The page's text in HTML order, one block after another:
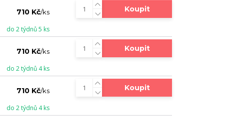
710 Kč/ks
do 2 týdnů 5 ks
Koupit
710 Kč/ks
do 2 týdnů 4 ks
Koupit
710 Kč/ks
do 2 týdnů 4 ks
Koupit